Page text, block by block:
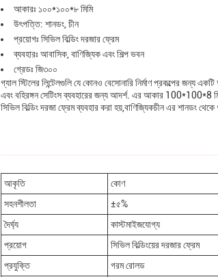
আকারঃ ১০০*১০০*৮ মিমি
উৎপত্তি: শানডং, চীন
প্রয়োগঃ সিভিল বিল্ডিং দরজার ফ্রেম
ব্যবহারঃ আবাসিক, বাণিজ্যিক এবং শিল্প ভবন
গ্রেডঃ জি৩০০
গ্যাল স্টিলের লিন্টেলগুলি যে কোনও বেসোনারি নির্মাণ প্রকল্পের জন্য
এবং বহিরঙ্গন সেটিংস ব্যবহারের জন্য আদর্শ. এর আকার 100*100*8
সিভিল বিল্ডিং দরজা ফ্রেম ব্যবহার করা হয়,বাণিজ্যিকচীন এর শানডং
আকৃতি
কোণ
সহনশীলতা
±৫%
দৈর্ঘ্য
কাস্টমাইজযোগ্য
প্রয়োগ
সিভিল বিল্ডিংয়ের দরজার ফ্রেম
প্রযুক্তি
গরম রোলড